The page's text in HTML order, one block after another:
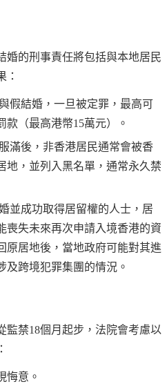
婚的刑事責任將包括與本地居民
：
假結婚，一旦被定罪，最高可
款（最高港幣15萬元）。
滿後，非香港居民通常會被香
地，並列入黑名單，通常永久禁
並成功取得居留權的人士，居
喪失未來再次申請入境香港的資
原居地後，當地政府可能對其進
及跨境犯罪集團的情況。
監禁18個月起步，法院會考慮以
悔意。